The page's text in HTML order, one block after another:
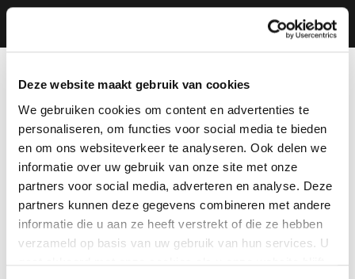
Deze website maakt gebruik van cookies
We gebruiken cookies om content en advertenties te
personaliseren, om functies voor social media te bieden
en om ons websiteverkeer te analyseren. Ook delen we
informatie over uw gebruik van onze site met onze
partners voor social media, adverteren en analyse. Deze
partners kunnen deze gegevens combineren met andere
informatie die u aan ze heeft verstrekt of die ze hebben
verzameld op basis van uw gebruik van hun services. U